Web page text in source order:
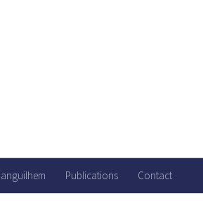
Publications Contact